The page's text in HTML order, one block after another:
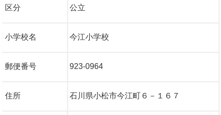
区分 公立
小学校名 今江小学校
郵便番号 923-0964
住所 石川県小松市今江町６－１６７